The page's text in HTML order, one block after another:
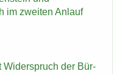
im zwei­ten An­lauf
Wi­der­spruch der Bür­